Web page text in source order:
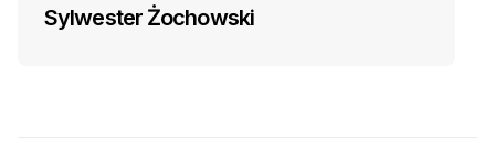
Sylwester Żochowski